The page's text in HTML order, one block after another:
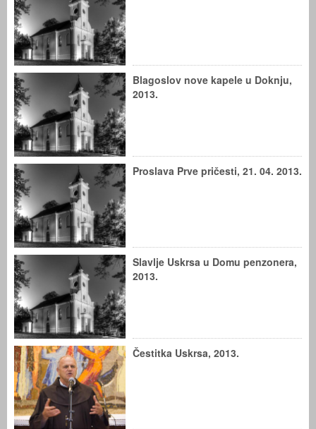
Blagoslov nove kapele u Doknju,
2013.
Proslava Prve pričesti, 21. 04. 2013.
Slavlje Uskrsa u Domu penzonera,
2013.
Čestitka Uskrsa, 2013.